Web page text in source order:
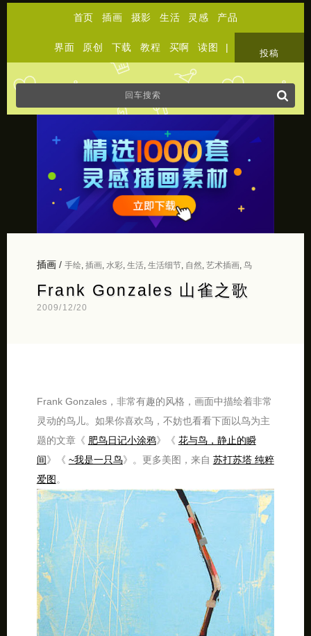
首页 插画 摄影 生活 灵感 产品
界面 原创 下载 教程 买啊 读图 |
投稿
插画/ 手绘, 插画, 水彩, 生活, 生活细节, 自然, 艺术插画, 鸟
Frank Gonzales 山雀之歌
2009/12/20
Frank Gonzales，非常有趣的风格，画面中描绘着非常
灵动的鸟儿。如果你喜欢鸟，不妨也看看下面以鸟为主
题的文章《 肥鸟日记小涂鸦》《 花与鸟，静止的瞬
间》《 ~我是一只鸟》。更多美图，来自 苏打苏塔 纯粹
爱图 。